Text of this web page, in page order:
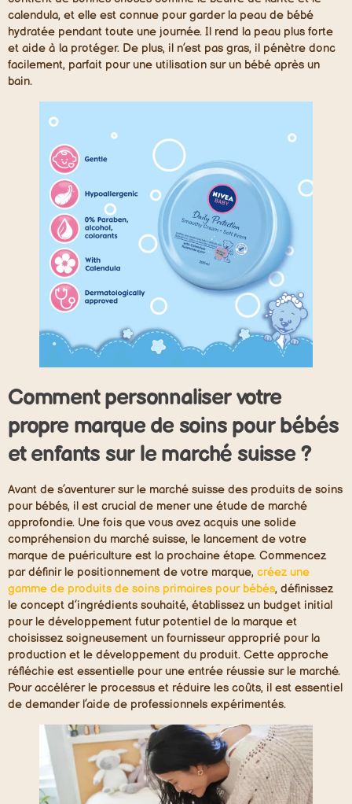
calendula, et elle est connue pour garder la peau de bébé
hydratée pendant toute une journée. Il rend la peau plus forte
et aide à la protéger. De plus, il n’est pas gras, il pénètre donc
facilement, parfait pour une utilisation sur un bébé après un
bain.
Comment personnaliser votre
propre marque de soins pour bébés
et enfants sur le marché suisse ?
Avant de s’aventurer sur le marché suisse des produits de soins
pour bébés, il est crucial de mener une étude de marché
approfondie. Une fois que vous avez acquis une solide
compréhension du marché suisse, le lancement de votre
marque de puériculture est la prochaine étape. Commencez
par définir le positionnement de votre marque, créez une
gamme de produits de soins primaires pour bébés, définissez
le concept d’ingrédients souhaité, établissez un budget initial
pour le développement futur potentiel de la marque et
choisissez soigneusement un fournisseur approprié pour la
production et le développement du produit. Cette approche
réfléchie est essentielle pour une entrée réussie sur le marché.
Pour accélérer le processus et réduire les coûts, il est essentiel
de demander l’aide de professionnels expérimentés.